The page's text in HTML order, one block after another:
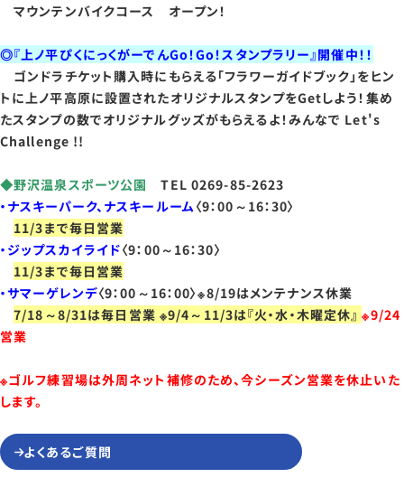
マウンテンバイクコース オープン！
◎『上ノ平ぴくにっくがーでんGo！Go！スタンプラリー』開催中！！
ゴンドラチケット購入時にもらえる「フラワーガイドブック」をヒン
トに上ノ平高原に設置されたオリジナルスタンプをGetしよう！集め
たスタンプの数でオリジナルグッズがもらえるよ！みんなで Let's
Challenge !!
◆野沢温泉スポーツ公園TEL 0269-85-2623
・ナスキーパーク、ナスキールーム 〈9：00～16：30〉
11/3まで毎日営業
・ジップスカイライド〈9：00～16：30〉
11/3まで毎日営業
・サマーゲレンデ〈9：00～16：00〉※8/19はメンテナンス休業
7/18～8/31は毎日営業 ※9/4～11/3は『火・水・木曜定休』※9/24
営業
※ゴルフ練習場は外周ネット補修のため、今シーズン営業を休止いた
します。
よくあるご質問